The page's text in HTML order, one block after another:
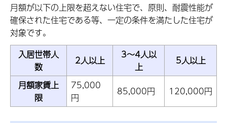
月額が以下の上限を超えない住宅で、原則、耐震性能が
確保された住宅である等、一定の条件を満たした住宅が
対象です。
入居世帯人
数
2人以上
3～4人以
上
5人以上
月額家賃上
限
75,000
円
85,000円 120,000円